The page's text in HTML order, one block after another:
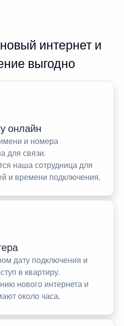
интернет и
выгодно
онлайн
и номера
для связи.
наша сотрудница для
и времени подключения.
дату подключения и
в квартиру.
нового интернета и
около часа.